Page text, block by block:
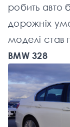
робить авто
дорожніх
моделі став
BMW 328